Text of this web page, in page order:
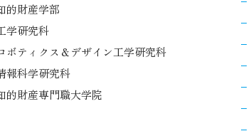
的財産学部
学研究科
ボティクス＆デザイン工学研究科
報科学研究科
的財産専門職大学院